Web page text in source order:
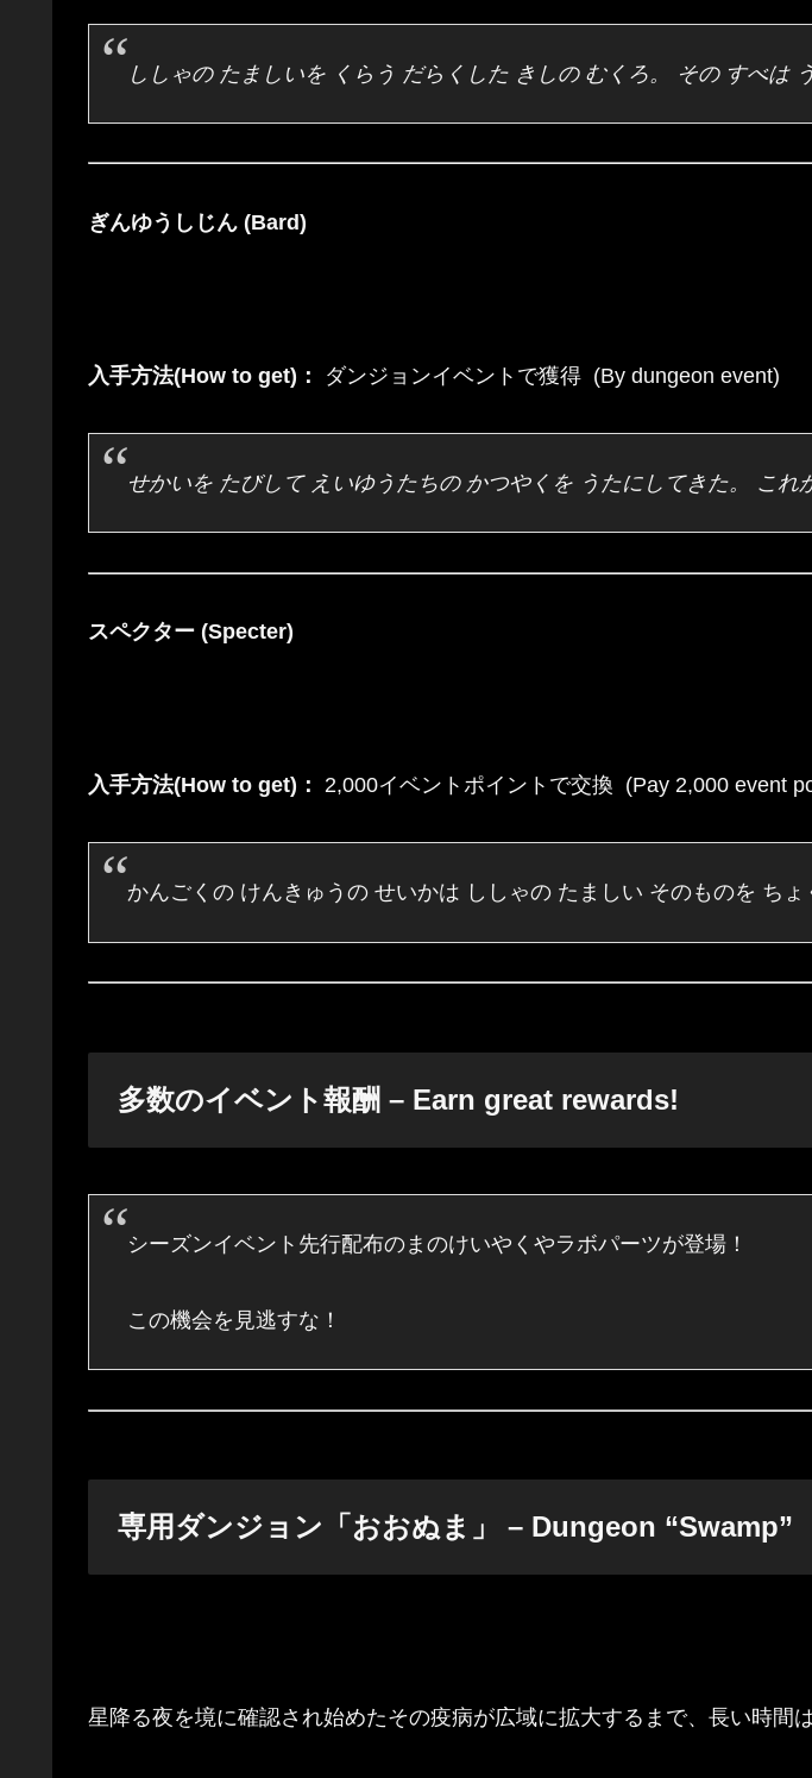
ししゃの たましいを くらう だらくした きしの むくろ。 その すべは
ぎんゆうしじん (Bard)
入手方法(How to get)： ダンジョンイベントで獲得 (By dungeon event)
せかいを たびして えいゆうたちの かつやくを うたにしてきた。 これ
スペクター (Specter)
入手方法(How to get)： 2,000イベントポイントで交換 (Pay 2,000 event
かんごくの けんきゅうの せいかは ししゃの たましい そのものを ちょ
多数のイベント報酬 – Earn great rewards!
シーズンイベント先行配布のまのけいやくやラボパーツが登場！
この機会を見逃すな！
専用ダンジョン「おおぬま」 – Dungeon “Swamp”
星降る夜を境に確認され始めたその疫病が広域に拡大するまで、長い時間